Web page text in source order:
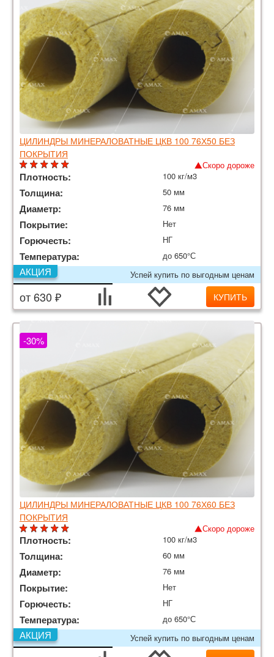
ЦИЛИНДРЫ МИНЕРАЛОВАТНЫЕ ЦКВ 100 76Х50 БЕЗ
ПОКРЫТИЯ
Скоро дороже
Плотность: 100 кг/м3
Толщина: 50 мм
Диаметр: 76 мм
Покрытие: Нет
Горючесть: НГ
Температура:
до 650°С
Успей купить по выгодным ценам
АКЦИЯ
от 630 ₽ КУПИТЬ
ЦИЛИНДРЫ МИНЕРАЛОВАТНЫЕ ЦКВ 100 76Х60 БЕЗ
ПОКРЫТИЯ
-30%
Скоро дороже
Плотность: 100 кг/м3
Толщина: 60 мм
Диаметр: 76 мм
Покрытие: Нет
Горючесть: НГ
Температура:
до 650°С
Успей купить по выгодным ценам
АКЦИЯ